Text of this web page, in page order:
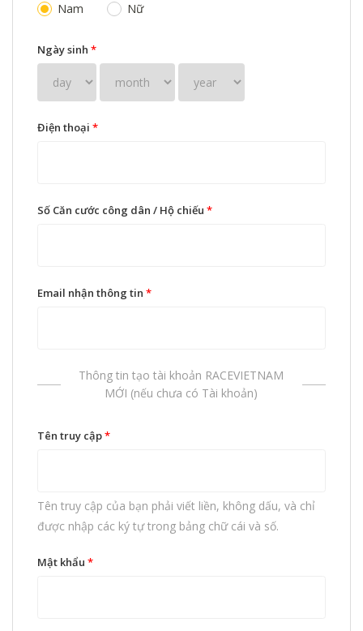
Nam Nữ
Ngày sinh *
Điện thoại *
Số Căn cước công dân / Hộ chiếu *
Email nhận thông tin *
Thông tin tạo tài khoản RACEVIETNAM
MỚI (nếu chưa có Tài khoản)
Tên truy cập*
Tên truy cập của bạn phải viết liền, không dấu, và chỉ
được nhập các ký tự trong bảng chữ cái và số.
Mật khẩu *